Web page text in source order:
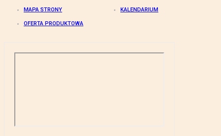
MAPA STRONY KALENDARIUM
OFERTA PRODUKTOWA